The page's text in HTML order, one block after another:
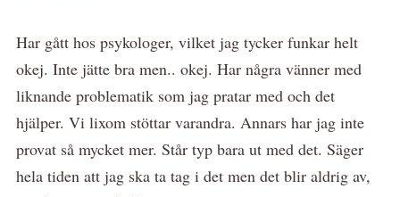
Har gått hos psykologer, vilket jag tycker funkar helt
okej. Inte jätte bra men.. okej. Har några vänner med
liknande problematik som jag pratar med och det
hjälper. Vi lixom stöttar varandra. Annars har jag inte
provat så mycket mer. Står typ bara ut med det. Säger
hela tiden att jag ska ta tag i det men det blir aldrig av,